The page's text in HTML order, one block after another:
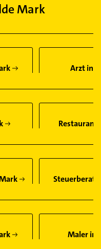
Mark
Arzt in
Maler in